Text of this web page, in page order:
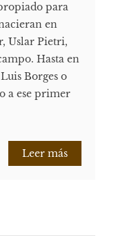
para
en
Uslar Pietri,
Hasta en
Borges o
a ese primer
Leer más